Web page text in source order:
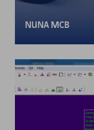
NUNA MCB